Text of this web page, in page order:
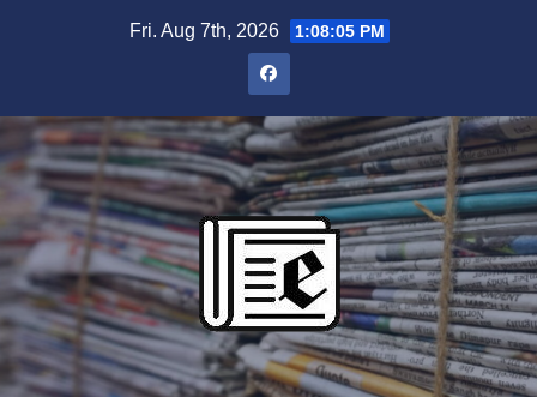
Fri. Aug 7th, 2026 1:08:06 PM